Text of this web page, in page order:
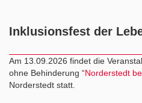
Inklusionsfest der
Am 13.09.2026 findet die
ohne Behinderung “Norderstedt
Norderstedt statt.